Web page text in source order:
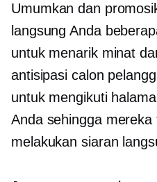
Umumkan dan
langsung Anda
untuk menarik minat
antisipasi calon
untuk mengikuti
Anda sehingga mereka
melakukan siaran